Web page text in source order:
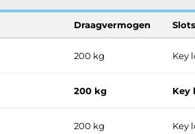
Draagvermogen
200 kg Key
200 kg Key
200 kg Key